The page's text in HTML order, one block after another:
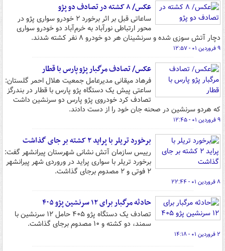
عکس/ ۸ کشته در تصادف دو پژو
ساعاتی قبل بر اثر برخورد ۲ خودرو سواری پژو در
محور ارتباطی نورآباد به خرم‌آباد دو خودرو سواری
دچار آتش سوزی شده و سرنشینان هر دو خودرو ۸ نفر کشته شدند.
۹ فروردین ۰۱ - ۱۲:۵۷
عکس/ تصادف مرگبار پژو پارس با قطار
فرهاد میقانی مدیرعامل جمعیت هلال احمر گلستان:
ساعتی پیش یک دستگاه پژو پارس با قطار در بندرگز
تصادف کرد خودروی پژو پارس دو سرنشین داشت
که هردو سرنشین در صحنه جان خود را از دست دادند.
۹ فروردین ۰۱ - ۱۲:۴۵
برخورد تریلر با پراید ۲ کشته بر جای گذاشت
رییس سازمان آتش نشانی شهرستان پیرانشهر گفت:
برخورد تریلر با سواری پراید در وروردی شهر پیرانشهر
۲ فوتی و ۲ مصدوم برجای گذاشت.
۸ فروردین ۰۱ - ۲۲:۴۴
حادثه مرگبار برای ۱۲ سرنشین پژو ۴۰۵
تصادف یک دستگاه پژو ۴۰۵ حامل ۱۲ سرنشین با
سمند، دو کشته و ۱۰ مصدوم برجای گذاشت.
۲ فروردین ۰۱ - ۱۴:۱۸